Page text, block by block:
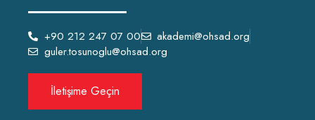
+90 212 247 07 00
akademi@ohsad.org
guler.tosunoglu@ohsad.org
İletişime Geçin